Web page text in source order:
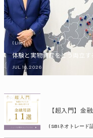
( Life )
体験と実物資産をどう両立
JUL. 16, 2026
PR
( SBIネオトレード